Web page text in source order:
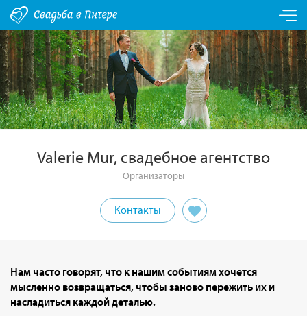
Valerie Mur, свадебное агентство
Организаторы
Контакты
Нам часто говорят, что к нашим событиям хочется
мысленно возвращаться, чтобы заново пережить их и
насладиться каждой деталью.